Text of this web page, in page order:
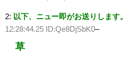
2: 以下、ニュー即がお送りします。
12:28:44.25 ID:Qe8DjSbK0–
草